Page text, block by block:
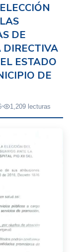
DE
DIRECTIVA
ESTADO
DE
1,209 lecturas